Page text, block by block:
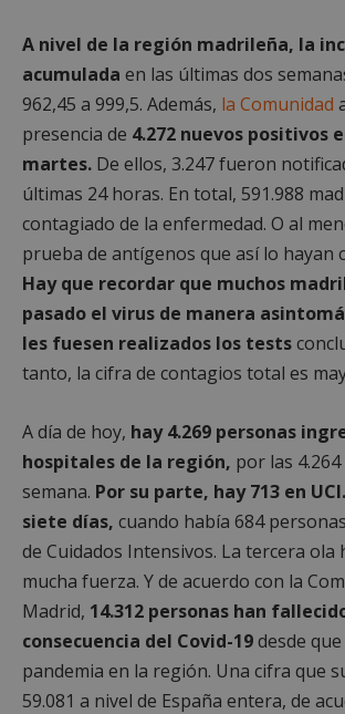
A nivel de la región madrileña, la
acumulada en las últimas dos
962,45 a 999,5. Además, la Comunidad
presencia de 4.272 nuevos positivos
martes. De ellos, 3.247 fueron
últimas 24 horas. En total, 591.988
contagiado de la enfermedad. O al
prueba de antígenos que así lo hayan
Hay que recordar que muchos
pasado el virus de manera
les fuesen realizados los tests
tanto, la cifra de contagios total es
A día de hoy, hay 4.269 personas
hospitales de la región, por las
semana. Por su parte, hay 713 en
siete días, cuando había 684
de Cuidados Intensivos. La tercera ola
mucha fuerza. Y de acuerdo con la
Madrid, 14.312 personas han
consecuencia del Covid-19desde
pandemia en la región. Una cifra que
59.081 a nivel de España entera, de